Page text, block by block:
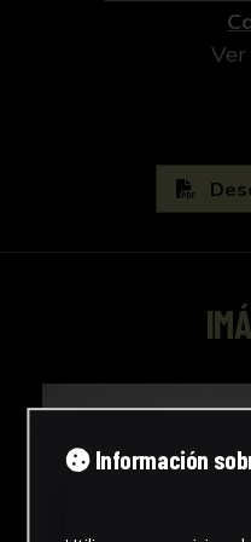
Ver
Información